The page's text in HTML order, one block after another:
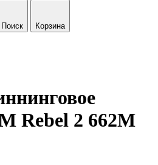
Поиск Корзина
Rebel 2 662M